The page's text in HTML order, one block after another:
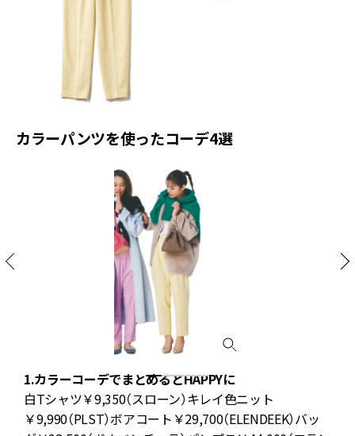
カラーパンツを使ったコーデ4選
1.カラーコーデでまとめるとHAPPYに
白Tシャツ￥9,350（スローン）キレイ色ニット
￥9,990（PLST）ボアコート￥29,700（ELENDEEK）バッ